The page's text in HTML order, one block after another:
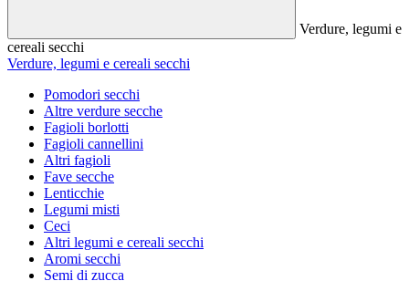
Verdure, legumi e
cereali secchi
Verdure, legumi e cereali secchi
Pomodori secchi
Altre verdure secche
Fagioli borlotti
Fagioli cannellini
Altri fagioli
Fave secche
Lenticchie
Legumi misti
Ceci
Altri legumi e cereali secchi
Aromi secchi
Semi di zucca